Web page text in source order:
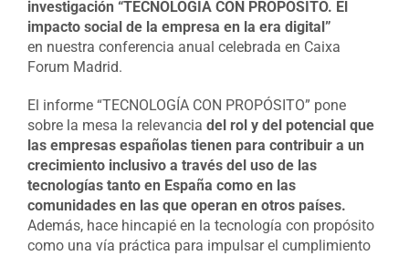
investigación “TECNOLOGÍA CON PROPÓSITO. El
impacto social de la empresa en la era digital”
en nuestra conferencia anual celebrada en Caixa
Forum Madrid.
El informe “TECNOLOGÍA CON PROPÓSITO” pone
sobre la mesa la relevancia del rol y del potencial que
las empresas españolas tienen para contribuir a un
crecimiento inclusivo a través del uso de las
tecnologías tanto en España como en las
comunidades en las que operan en otros países.
Además, hace hincapié en la tecnología con propósito
como una vía práctica para impulsar el cumplimiento